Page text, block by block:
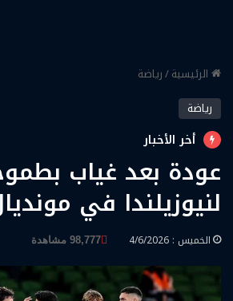
الرئيسية/رياضة
رياضة
أخر الأخبار
عودة بعد غياب
لنيوزيلندا في مونديال
الخميس : 4/6/2026 98,777 مشاهدة